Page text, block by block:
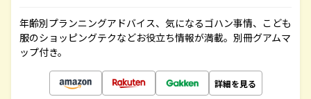
年齢別プランニングアドバイス、気になるゴハン事情、こども
服のショッピングテクなどお役立ち情報が満載。別冊グアムマ
ップ付き。
詳細を見る